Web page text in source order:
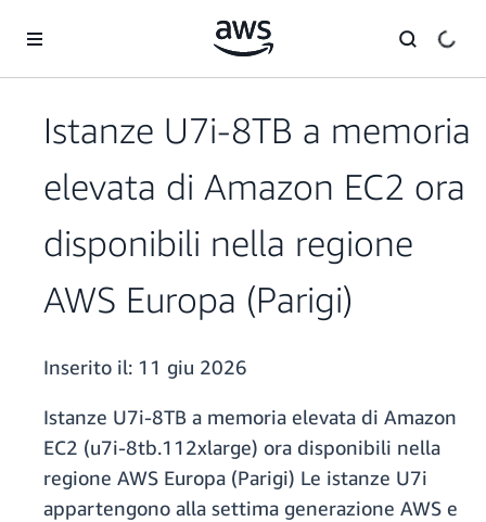
Istanze U7i-8TB a memoria
elevata di Amazon EC2 ora
disponibili nella regione
AWS Europa (Parigi)
Inserito il: 11 giu 2026
Istanze U7i-8TB a memoria elevata di Amazon
EC2 (u7i-8tb.112xlarge) ora disponibili nella
regione AWS Europa (Parigi) Le istanze U7i
appartengono alla settima generazione AWS e